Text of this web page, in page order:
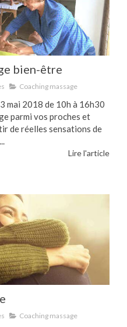
bien-être
Coaching massage
mai 2018 de 10h à 16h30
parmi vos proches et
de réelles sensations de
Lire l'article
Coaching massage